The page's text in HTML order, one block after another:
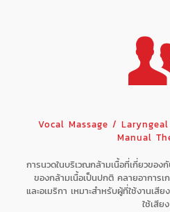
Vocal Massage /
Manual
การนวดในบริเวณกล้ามเนื้อที่เกี่ยวของ
ของกล้ามเนื้อเป็นปกติ คลายอาการ
และอเมริกา เหมาะสำหรับผู้ที่ใช้งานเ
ใช้เสียง